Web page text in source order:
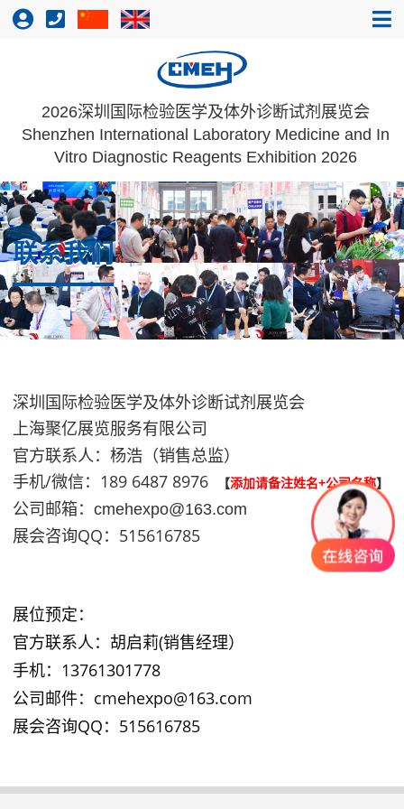
2026深圳国际检验医学及体外诊断试剂展览会
Shenzhen International Laboratory Medicine and In
Vitro Diagnostic Reagents Exhibition 2026
联系我们
深圳国际检验医学及体外诊断试剂展览会
上海聚亿展览服务有限公司
官方联系人：杨浩（销售总监）
手机/微信：189 6487 8976
【添加请备注姓名+公司名称】
公司邮箱：cmehexpo@163.com
展会咨询QQ：515616785
展位预定：
官方联系人：胡启莉(销售经理）
手机：13761301778
公司邮件：cmehexpo@163.com
展会咨询QQ：515616785